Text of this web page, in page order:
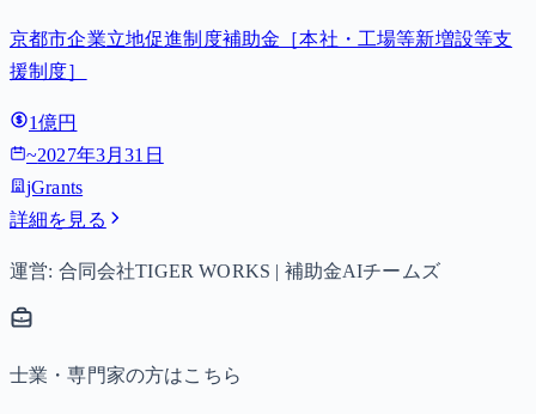
京都市企業立地促進制度補助金［本社・工場等新増設等支
援制度］
1億円
~2027年3月31日
jGrants
詳細を見る
運営: 合同会社TIGER WORKS | 補助金AIチームズ
士業・専門家の方はこちら